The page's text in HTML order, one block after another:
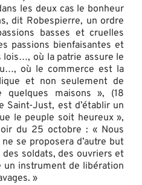
les deux cas le bonheur
dit Robespierre, un ordre
basses et cruelles
passions bienfaisantes et
lois…, où la patrie assure le
où le commerce est la
et non seulement de
quelques maisons », (18
Saint-Just, est d’établir un
le peuple soit heureux »,
du 25 octobre : « Nous
se proposera d’autre but
soldats, des ouvriers et
un instrument de libération
»